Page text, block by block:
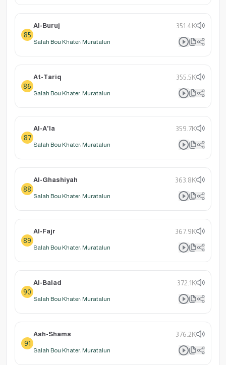
85
Al-Buruj 351.4K
Salah Bou Khater: Muratalun
86
At-Tariq 355.5K
Salah Bou Khater: Muratalun
87
Al-A'la 359.7K
Salah Bou Khater: Muratalun
88
Al-Ghashiyah 363.8K
Salah Bou Khater: Muratalun
89
Al-Fajr 367.9K
Salah Bou Khater: Muratalun
90
Al-Balad 372.1K
Salah Bou Khater: Muratalun
91
Ash-Shams 376.2K
Salah Bou Khater: Muratalun